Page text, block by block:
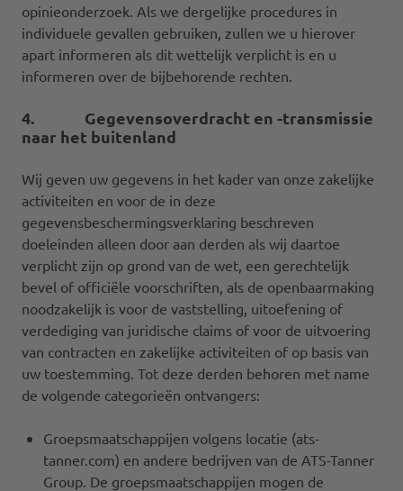
opinieonderzoek. Als we dergelijke procedures in
individuele gevallen gebruiken, zullen we u hierover
apart informeren als dit wettelijk verplicht is en u
informeren over de bijbehorende rechten.
4. Gegevensoverdracht en -transmissie
naar het buitenland
Wij geven uw gegevens in het kader van onze zakelijke
activiteiten en voor de in deze
gegevensbeschermingsverklaring beschreven
doeleinden alleen door aan derden als wij daartoe
verplicht zijn op grond van de wet, een gerechtelijk
bevel of officiële voorschriften, als de openbaarmaking
noodzakelijk is voor de vaststelling, uitoefening of
verdediging van juridische claims of voor de uitvoering
van contracten en zakelijke activiteiten of op basis van
uw toestemming. Tot deze derden behoren met name
de volgende categorieën ontvangers:
Groepsmaatschappijen volgens locatie (ats-
tanner.com) en andere bedrijven van de ATS-Tanner
Group. De groepsmaatschappijen mogen de